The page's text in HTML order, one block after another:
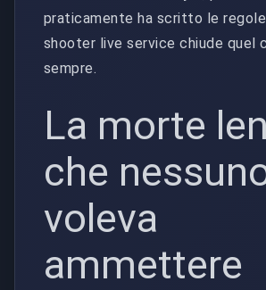
praticamente ha scritto le
shooter live service chiude quel
sempre.
La morte
che
voleva
ammettere